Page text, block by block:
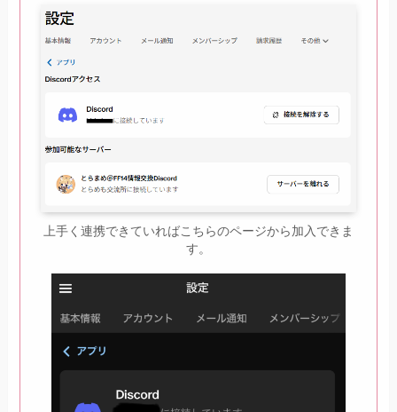
上手く連携できていればこちらのページから加入できま
す。